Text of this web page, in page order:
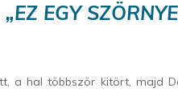
„EZ EGY
a hal többször kitört, majd